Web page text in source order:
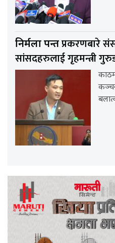
निर्मला पन्तप्रकरणबारे
सांसदहरुलाई गृहमन्त्री